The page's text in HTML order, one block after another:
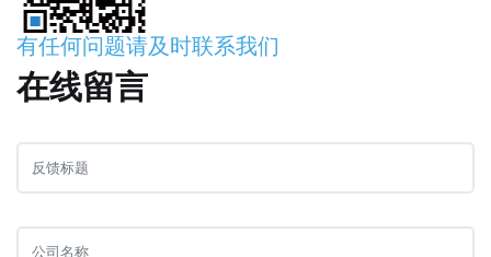
有任何问题请及时联系我们
在线留言
反
公